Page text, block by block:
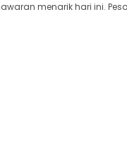
menarik hari ini.